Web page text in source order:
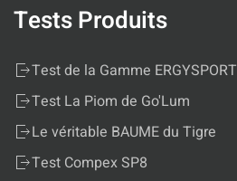
Tests Produits
Test de la Gamme ERGYSPORT
Test La Piom de Go'Lum
Le véritable BAUME du Tigre
Test Compex SP8